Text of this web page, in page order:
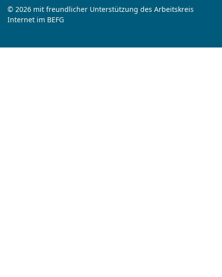
© 2026 mit freundlicher Unterstützung des Arbeitskreis
Internet im BEFG